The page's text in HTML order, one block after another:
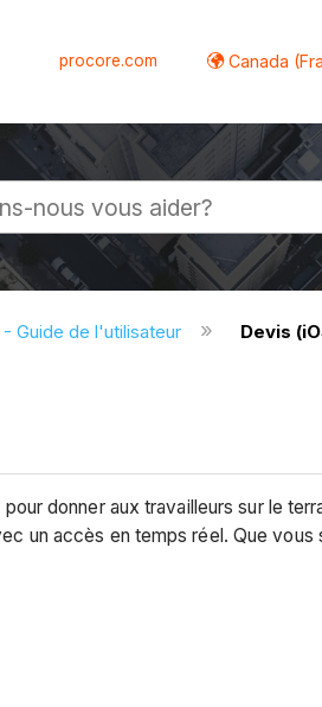
procore.com Canada
Guide de l'utilisateur Devis
donner aux travailleurs sur le
un accès en temps réel. Que